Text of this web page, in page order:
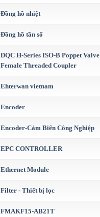
Đồng hồ nhiệt
Đồng hồ tần số
DQC H-Series ISO-B Poppet Valve
Female Threaded Coupler
Ehterwan vietnam
Encoder
Encoder-Cảm Biến Công Nghiệp
EPC CONTROLLER
Ethernet Module
Filter - Thiết bị lọc
FMAKF15-AB21T